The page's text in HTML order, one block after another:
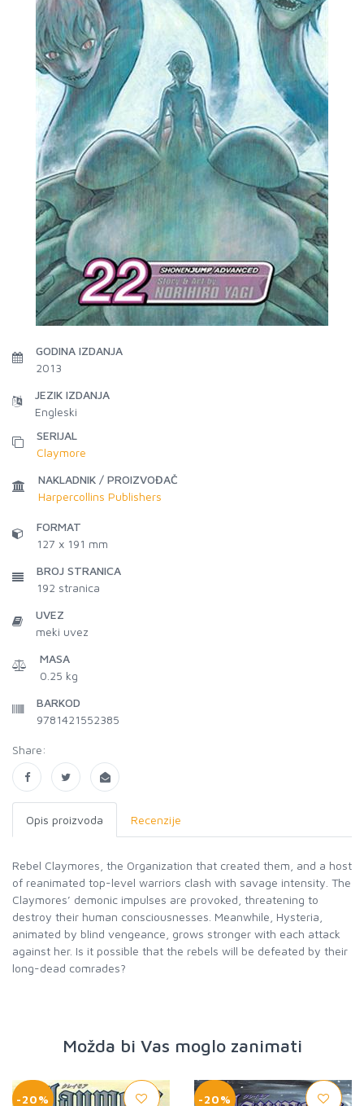
GODINA IZDANJA
2013
JEZIK IZDANJA
Engleski
SERIJAL
Claymore
NAKLADNIK / PROIZVOĐAČ
Harpercollins Publishers
FORMAT
127 x 191 mm
BROJ STRANICA
192 stranica
UVEZ
meki uvez
MASA
0.25 kg
BARKOD
9781421552385
Share:
Opis proizvoda Recenzije
Rebel Claymores, the Organization that created them, and a host
of reanimated top-level warriors clash with savage intensity. The
Claymores’ demonic impulses are provoked, threatening to
destroy their human consciousnesses. Meanwhile, Hysteria,
animated by blind vengeance, grows stronger with each attack
against her. Is it possible that the rebels will be defeated by their
long-dead comrades?
Možda bi Vas moglo zanimati
-20% -20%